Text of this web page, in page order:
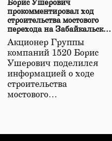
Борис Ушерович
прокомментировал ход
строительства мостового
перехода на Забайкальской
железной дороге
Акционер Группы
компаний 1520 Борис
Ушерович поделился
информацией о ходе
строительства
мостового…